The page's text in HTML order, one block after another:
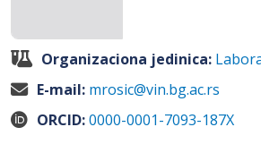
Organizaciona jedinica:
E-mail: mrosic@vin.bg.ac.rs
ORCID:0000-0001-7093-187X